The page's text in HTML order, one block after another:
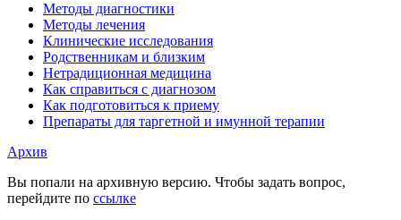
Методы диагностики
Методы лечения
Клинические исследования
Родственникам и близким
Нетрадиционная медицина
Как справиться с диагнозом
Как подготовиться к приему
Препараты для таргетной и имунной терапии
Архив
Вы попали на архивную версию. Чтобы задать вопрос,
перейдите по ссылке